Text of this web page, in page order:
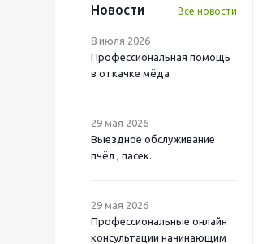
Новости Все новости
8 июля 2026
Профессиональная помощь
в откачке мёда
29 мая 2026
Выездное обслуживание
пчёл , пасек.
29 мая 2026
Профессиональные онлайн
консультации начинающим